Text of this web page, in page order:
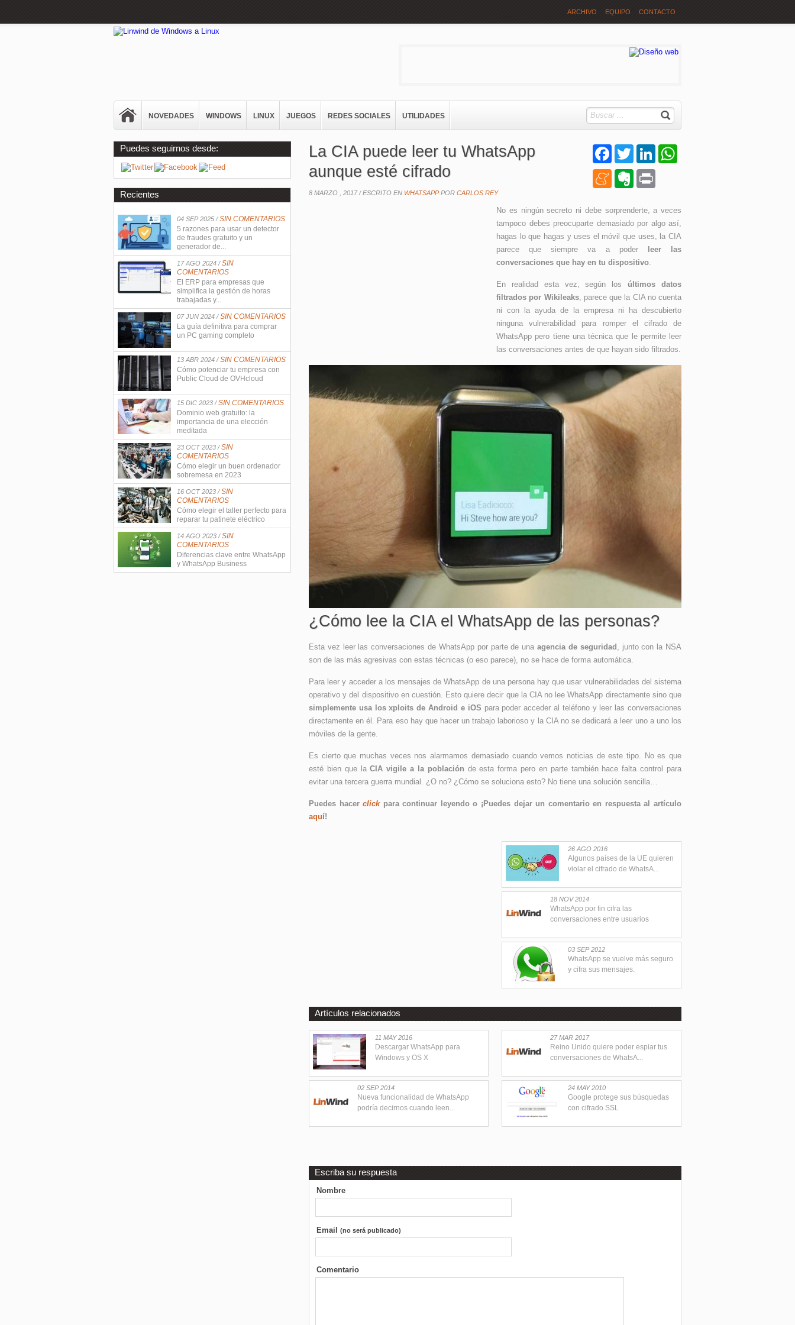
ARCHIVO EQUIPO CONTACTO
NOVEDADES WINDOWS LINUX JUEGOS REDES SOCIALES UTILIDADES
FacebookTwitter LinkedIn
MeneameEvernote
La CIA puede leer tu WhatsApp
aunque esté cifrado
8 MARZO , 2017 /ESCRITO EN WHATSAPPPOR CARLOS REY
No es ningún secreto ni debe sorprenderte, a veces
tampoco debes preocuparte demasiado por algo así,
hagas lo que hagas y uses el móvil que uses, la CIA
parece que siempre va a poder
leer las
conversaciones que hay en tu dispositivo.
En realidad esta vez, según los últimos datos
filtrados por Wikileaks, parece que la CIA no cuenta
ni con la ayuda de la empresa ni ha descubierto
ninguna vulnerabilidad para romper el cifrado de
WhatsApp pero tiene una técnica que le permite leer
las conversaciones antes de que hayan sido filtrados.
¿Cómo lee la CIA el WhatsApp de las personas?
Esta vez leer las conversaciones de WhatsApp por parte de unaagencia de seguridad , junto con la NSA
son de las más agresivas con estas técnicas (o eso parece), no se hace de forma automática.
Para leer y acceder a los mensajes de WhatsApp de una persona hay que usar vulnerabilidades del sistema
operativo y del dispositivo en cuestión. Esto quiere decir que la CIA no lee WhatsApp directamente sino que
simplemente usa los xploits de Android e iOS para poder acceder al teléfono y leer las conversaciones
directamente en él. Para eso hay que hacer un trabajo laborioso y la CIA no se dedicará a leer uno a uno los
móviles de la gente.
Es cierto que muchas veces nos alarmamos demasiado cuando vemos noticias de este tipo. No es que
esté bien que laCIA vigile a la población de esta forma pero en parte también hace falta control para
evitar una tercera guerra mundial. ¿O no? ¿Cómo se soluciona esto? No tiene una solución sencilla…
Puedes hacerclickpara continuar leyendo o ¡Puedes dejar un comentario en respuesta al artículo
aquí!
26 AGO 2016
Algunos países de la UE quieren
violar el cifrado de WhatsA...
18 NOV 2014
WhatsApp por fin cifra las
conversaciones entre usuarios
03 SEP 2012
WhatsApp se vuelve más seguro
y cifra sus mensajes.
Artículos relacionados
27 MAR 2017
Reino Unido quiere poder espiar tus
conversaciones de WhatsA...
11 MAY 2016
Descargar WhatsApp para
Windows y OS X
24 MAY 2010
Google protege sus búsquedas
con cifrado SSL
02 SEP 2014
Nueva funcionalidad de WhatsApp
podría decirnos cuando leen...
Escriba su respuesta
Nombre
Email (no será publicado)
Comentario
Puedes seguirnos desde:
Recientes
04 SEP 2025 /SIN COMENTARIOS
5 razones para usar un detector
de fraudes gratuito y un
generador de...
17 AGO 2024 /SIN
COMENTARIOS
El ERP para empresas que
simplifica la gestión de horas
trabajadas y...
07 JUN 2024 /SIN COMENTARIOS
La guía definitiva para comprar
un PC gaming completo
13 ABR 2024 /SIN COMENTARIOS
Cómo potenciar tu empresa con
Public Cloud de OVHcloud
15 DIC 2023 /SIN COMENTARIOS
Dominio web gratuito: la
importancia de una elección
meditada
23 OCT 2023 /SIN
COMENTARIOS
Cómo elegir un buen ordenador
sobremesa en 2023
16 OCT 2023 /SIN
COMENTARIOS
Cómo elegir el taller perfecto para
reparar tu patinete eléctrico
14 AGO 2023 /SIN
COMENTARIOS
Diferencias clave entre WhatsApp
y WhatsApp Business